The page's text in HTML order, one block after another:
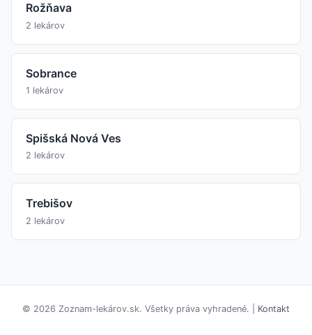
Rožňava
2 lekárov
Sobrance
1 lekárov
Spišská Nová Ves
2 lekárov
Trebišov
2 lekárov
© 2026 Zoznam-lekárov.sk. Všetky práva vyhradené. | Kontakt